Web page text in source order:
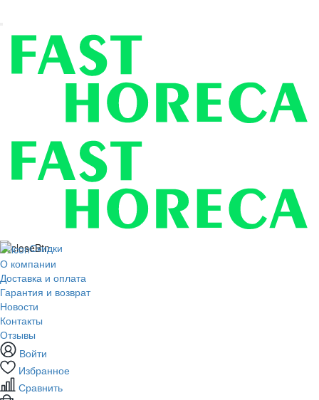
Скидки
О компании
Доставка и оплата
Гарантия и возврат
Новости
Контакты
Отзывы
Войти
Избранное
Сравнить